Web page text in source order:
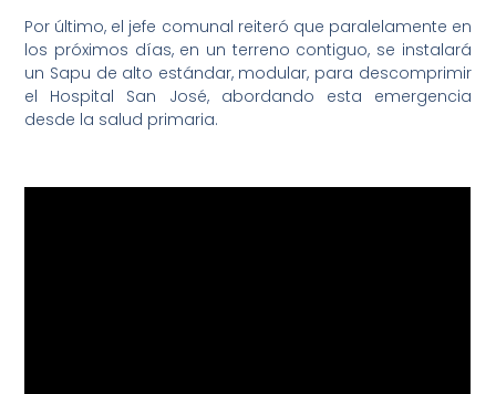
Por último, el jefe comunal reiteró que paralelamente en
los próximos días, en un terreno contiguo, se instalará
un Sapu de alto estándar, modular, para descomprimir
el Hospital San José, abordando esta emergencia
desde la salud primaria.